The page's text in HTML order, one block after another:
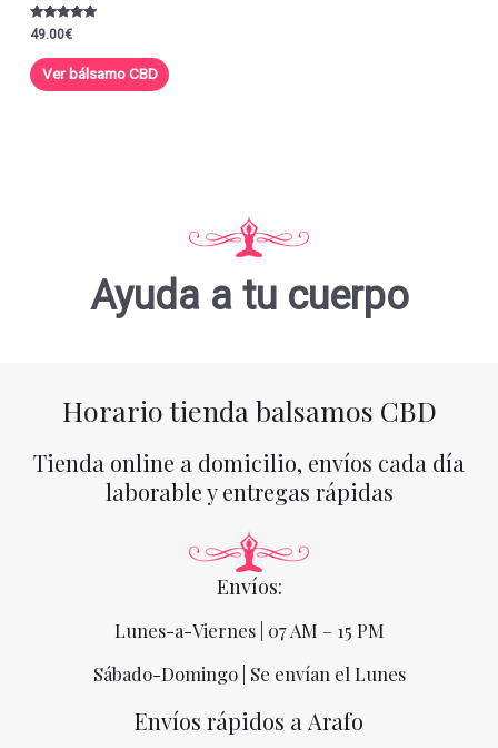
Valorado con
5.00
de 5
49.00€
Ver bálsamo CBD
Ayuda a tu cuerpo
Horario tienda balsamos CBD
Tienda online a domicilio, envíos cada día
laborable y entregas rápidas
Envíos:
Lunes-a-Viernes | 07 AM – 15 PM
Sábado-Domingo | Se envían el Lunes
Envíos rápidos a Arafo